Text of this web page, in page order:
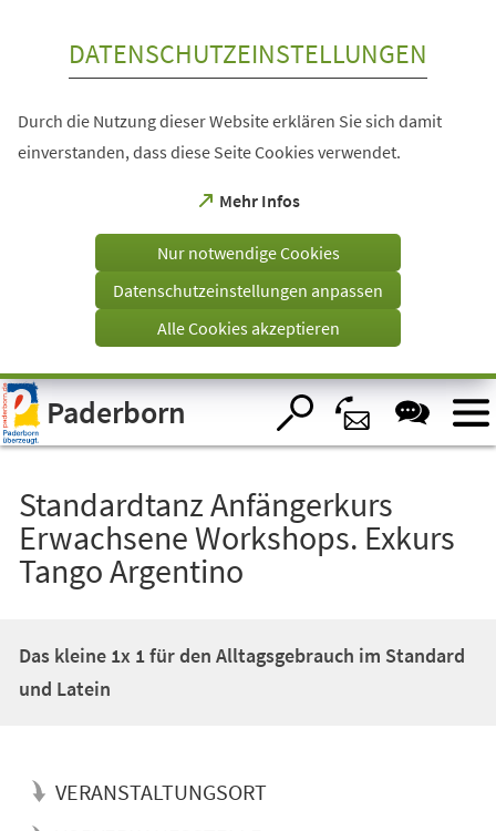
Visuelle
Assistenzsoftware
öffnen.
DATENSCHUTZEINSTELLUNGEN
Durch die Nutzung dieser Website erklären Sie sich damit
einverstanden, dass diese Seite Cookies verwendet.
Mehr Infos
(Öffnet
einem
Tab)
Nur notwendige Cookies
Datenschutzeinstellungen anpassen
Alle Cookies akzeptieren
Paderborn
Standardtanz Anfängerkurs
Erwachsene Workshops. Exkurs
Tango Argentino
Das kleine 1x 1 für den Alltagsgebrauch im Standard
und Latein
VERANSTALTUNGSORT